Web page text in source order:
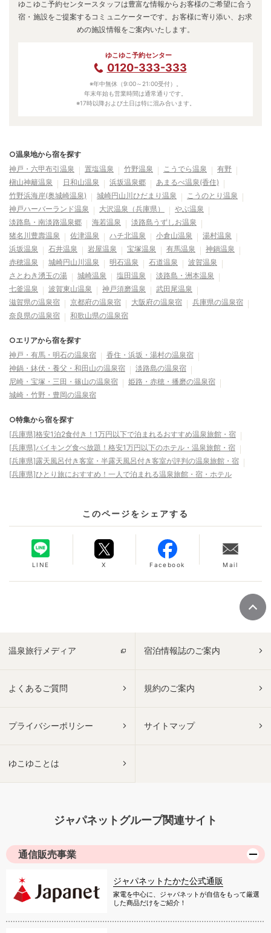
ゆこゆこ予約センタースタッフは豊富な情報からお客様のご希望に合う
宿・施設をご提案するコミュニケーターです。お客様に寄り添い、お求
めの施設情報をご案内いたします。
ゆこゆこ予約センター
0120-333-333
※年中無休（9:00～21:00受付）。
年末年始も営業時間は通常通りです。
※17時以降および土日は特に混み合います。
○温泉地から宿を探す
神戸・六甲布引温泉
置塩温泉 竹野温泉 こうでら温泉
有野
槇山神籬温泉
日和山温泉 浜坂温泉郷
あまるべ温泉(香住)
竹野浜海岸(奥城崎温泉)
城崎円山川ひだまり温泉
こうのとり温泉
神戸ハーバーランド温泉
大沢温泉（兵庫県）
やぶ温泉
淡路島・南淡路温泉郷
海若温泉
淡路島うずしお温泉
猪名川豊壽温泉
佐津温泉 ハチ北温泉 小倉山温泉
湯村温泉
浜坂温泉
石井温泉 岩屋温泉 宝塚温泉 有馬温泉
神鍋温泉
赤穂温泉
城崎円山川温泉 明石温泉 石道温泉
波賀温泉
さとわき湧玉の湯
城崎温泉 塩田温泉
淡路島・洲本温泉
七釜温泉
波賀東山温泉 神戸須磨温泉
武田尾温泉
滋賀県の温泉宿
京都府の温泉宿 大阪府の温泉宿
兵庫県の温泉宿
奈良県の温泉宿
和歌山県の温泉宿
○エリアから宿を探す
神戸・有馬・明石の温泉宿
香住・浜坂・湯村の温泉宿
神鍋・鉢伏・養父・和田山の温泉宿
淡路島の温泉宿
尼崎・宝塚・三田・篠山の温泉宿
姫路・赤穂・播磨の温泉宿
城崎・竹野・豊岡の温泉宿
○特集から宿を探す
[兵庫県]格安1泊2食付き！1万円以下で泊まれるおすすめ温泉旅館・宿
[兵庫県]バイキング食べ放題！格安1万円以下のホテル・温泉旅館・宿
[兵庫県]露天風呂付き客室・半露天風呂付き客室が評判の温泉旅館・宿
[兵庫県]ひとり旅におすすめ！一人で泊まれる温泉旅館・宿・ホテル
このページをシェアする
LINE X Facebook Mail
温泉旅行メディア 宿泊情報誌のご案内
よくあるご質問 規約のご案内
プライバシーポリシー サイトマップ
ゆこゆことは
ジャパネットグループ関連サイト
通信販売事業
ジャパネットたかた公式通販
家電を中心に、ジャパネットが自信をもって厳選
した商品だけをご紹介！